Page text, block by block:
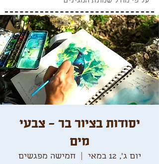
יסודות בציור בר - צבעי
מים
יום ג׳, 12 במאי
  |
חמישה מפגשים